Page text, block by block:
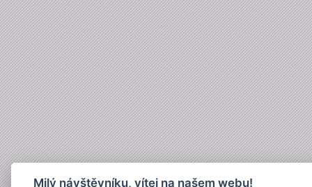
Milý návštěvníku, vítej na našem webu!